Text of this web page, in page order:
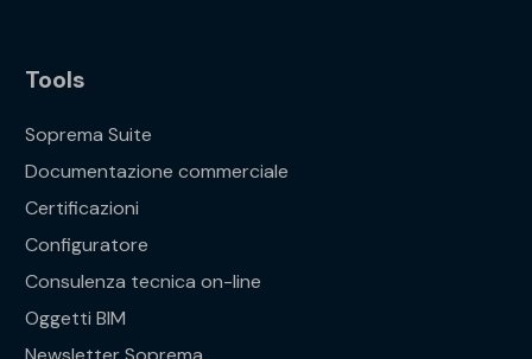
Tools
Soprema Suite
Documentazione commerciale
Certificazioni
Configuratore
Consulenza tecnica on-line
Oggetti BIM